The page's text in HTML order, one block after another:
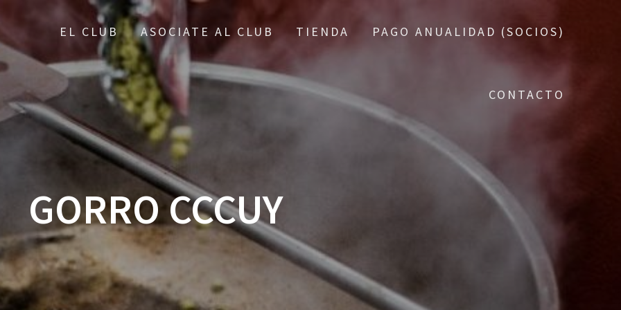
EL CLUB ASOCIATE AL CLUB TIENDA PAGO ANUALIDAD (SOCIOS)
CONTACTO
GORRO CCCUY